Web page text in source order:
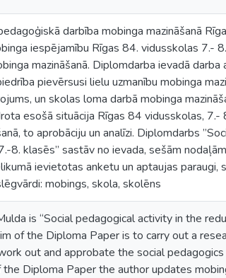
darbība mobinga mazināšanā
iespējamību Rīgas 84. vidusskolas 7.-
mazināšanā. Diplomdarba ievadā
pievērsusi lielu uzmanību mobinga
un skolas loma darbā mobinga
esošā situācija Rīgas 84 vidusskolas, 7.-
to aprobāciju un analīzi. Diplomdarbs
8. klasēs” sastāv no ievada, sešām
ievietotas anketu un aptaujas paraugi,
mobings, skola, skolēns
is “Social pedagogical activity in the
of the Diploma Paper is to carry out a
out and approbate the social
Diploma Paper the author updates